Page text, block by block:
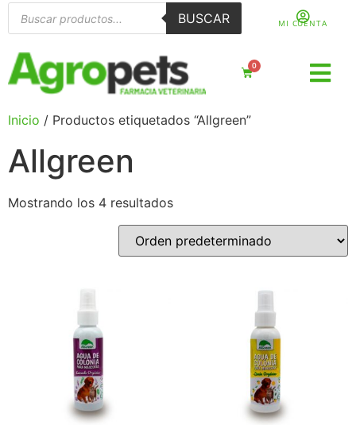
BUSCAR MI CUENTA
0
Inicio / Productos etiquetados “Allgreen”
Allgreen
Mostrando los 4 resultados